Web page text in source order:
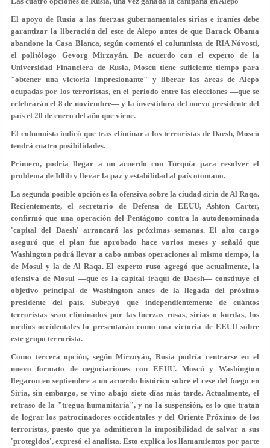
El apoyo de Rusia a las fuerzas gubernamentales sirias e iraníes debe
garantizar la liberación del este de Alepo antes de que Barack Obama
abandone la Casa Blanca, según comentó el columnista de RIA Nóvosti,
el politólogo Gevorg Mirzayán. De acuerdo con el experto de la
Universidad Financiera de Rusia, Moscú tiene suficiente tiempo para
"obtener una victoria impresionante" y liberar las áreas de Alepo
ocupadas por los terroristas, en el período entre las elecciones —que se
celebrarán el 8 de noviembre— y la investidura del nuevo presidente del
país el 20 de enero del año que viene.
El columnista indicó que tras eliminar a los terroristas de Daesh, Moscú
tendrá cuatro posibilidades.
Primero, podría llegar a un acuerdo con Turquía para resolver el
problema de Idlib y llevar la paz y estabilidad al país otomano.
La segunda posible opción es la ofensiva sobre la ciudad siria de Al Raqa.
Recientemente, el secretario de Defensa de EEUU, Ashton Carter,
confirmó que una operación del Pentágono contra la autodenominada
'capital del Daesh' arrancará las próximas semanas. El alto cargo
aseguró que el plan fue aprobado hace varios meses y señaló que
Washington podrá llevar a cabo ambas operaciones al mismo tiempo, la
de Mosul y la de Al Raqa. El experto ruso agregó que actualmente, la
ofensiva de Mosul —que es la capital iraquí de Daesh— constituye el
objetivo principal de Washington antes de la llegada del próximo
presidente del país. Subrayó que independientemente de cuántos
terroristas sean eliminados por las fuerzas rusas, sirias o kurdas, los
medios occidentales lo presentarán como una victoria de EEUU sobre
este grupo terrorista.
Como tercera opción, según Mirzoyán, Rusia podría centrarse en el
nuevo formato de negociaciones con EEUU. Moscú y Washington
llegaron en septiembre a un acuerdo histórico sobre el cese del fuego en
Siria, sin embargo, se vino abajo siete días más tarde. Actualmente, el
retraso de la "tregua humanitaria", y no la suspensión, es lo que tratan
de lograr los patrocinadores occidentales y del Oriente Próximo de los
terroristas, puesto que ya admitieron la imposibilidad de salvar a sus
'protegidos', expresó el analista. Esto explica los llamamientos por parte